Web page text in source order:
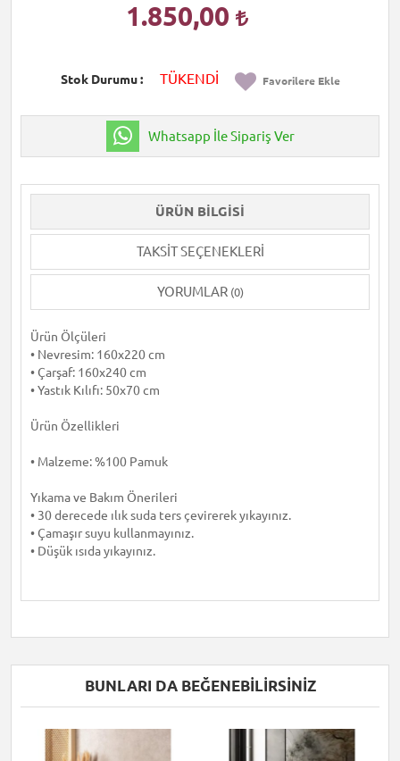
1.850,00
Stok Durumu TÜKENDİ Favorilere Ekle
Whatsapp İle Sipariş Ver
ÜRÜN BILGISI
TAKSIT SEÇENEKLERI
YORUMLAR (0)
Ürün Ölçüleri
• Nevresim: 160x220 cm
• Çarşaf: 160x240 cm
• Yastık Kılıfı: 50x70 cm
Ürün Özellikleri
• Malzeme: %100 Pamuk
Yıkama ve Bakım Önerileri
• 30 derecede ılık suda ters çevirerek yıkayınız.
• Çamaşır suyu kullanmayınız.
• Düşük ısıda yıkayınız.
BUNLARI DA BEĞENEBILIRSINIZ